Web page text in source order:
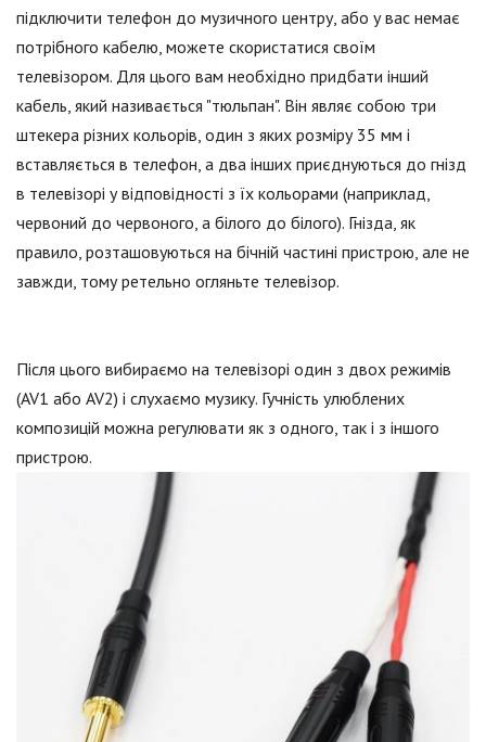
підключити телефон до музичного центру, або у вас немає
потрібного кабелю, можете скористатися своїм
телевізором. Для цього вам необхідно придбати інший
кабель, який називається "тюльпан". Він являє собою три
штекера різних кольорів, один з яких розміру 35 мм і
вставляється в телефон, а два інших приєднуються до гнізд
в телевізорі у відповідності з їх кольорами (наприклад,
червоний до червоного, а білого до білого). Гнізда, як
правило, розташовуються на бічній частині пристрою, але не
завжди, тому ретельно огляньте телевізор.
Після цього вибираємо на телевізорі один з двох режимів
(AV1 або AV2) і слухаємо музику. Гучність улюблених
композицій можна регулювати як з одного, так і з іншого
пристрою.